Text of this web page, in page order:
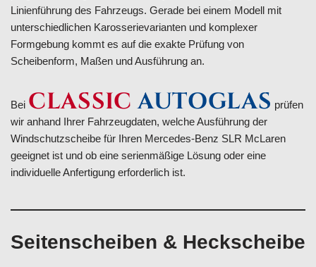
Linienführung des Fahrzeugs. Gerade bei einem Modell mit
unterschiedlichen Karosserievarianten und komplexer
Formgebung kommt es auf die exakte Prüfung von
Scheibenform, Maßen und Ausführung an.
Bei CLASSIC AUTOGLAS prüfen
wir anhand Ihrer Fahrzeugdaten, welche Ausführung der
Windschutzscheibe für Ihren Mercedes-Benz SLR McLaren
geeignet ist und ob eine serienmäßige Lösung oder eine
individuelle Anfertigung erforderlich ist.
Seitenscheiben & Heckscheibe